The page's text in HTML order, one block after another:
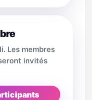
Les membres
invités